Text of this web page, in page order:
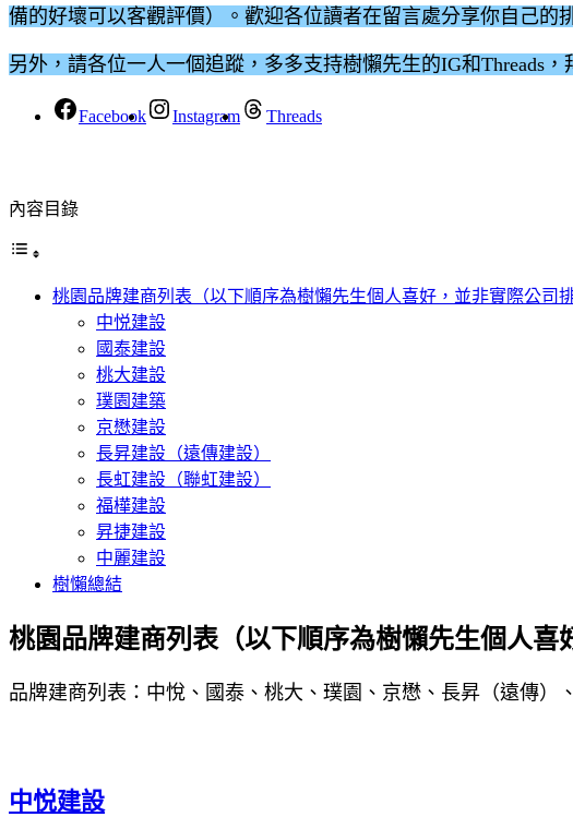
備的好壞可以客觀評價）。歡迎各位讀者在留言處分享你自己的
另外，請各位一人一個追蹤，多多支持樹懶先生的IG和Threads，
Facebook Instagram Threads
內容目錄
桃園品牌建商列表（以下順序為樹懶先生個人喜好，並非實際公司排
中悦建設
國泰建設
桃大建設
璞園建築
京懋建設
長昇建設（遠傳建設）
長虹建設（聯虹建設）
福樺建設
昇捷建設
中麗建設
樹懶總結
桃園品牌建商列表（以下順序為樹懶先生個人喜
品牌建商列表：中悅、國泰、桃大、璞園、京懋、長昇（遠傳）
中悦建設